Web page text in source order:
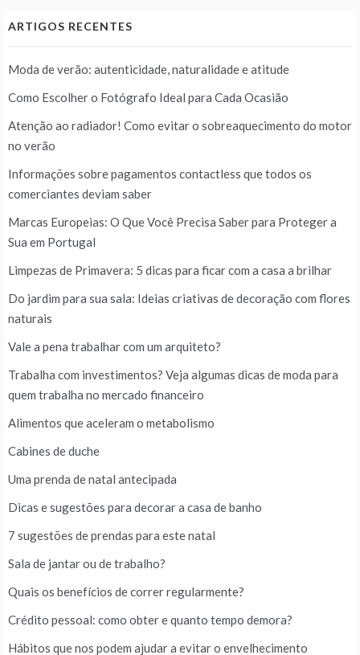
ARTIGOS RECENTES
Moda de verão: autenticidade, naturalidade e atitude
Como Escolher o Fotógrafo Ideal para Cada Ocasião
Atenção ao radiador! Como evitar o sobreaquecimento do motor
no verão
Informações sobre pagamentos contactless que todos os
comerciantes deviam saber
Marcas Europeias: O Que Você Precisa Saber para Proteger a
Sua em Portugal
Limpezas de Primavera: 5 dicas para ficar com a casa a brilhar
Do jardim para sua sala: Ideias criativas de decoração com flores
naturais
Vale a pena trabalhar com um arquiteto?
Trabalha com investimentos? Veja algumas dicas de moda para
quem trabalha no mercado financeiro
Alimentos que aceleram o metabolismo
Cabines de duche
Uma prenda de natal antecipada
Dicas e sugestões para decorar a casa de banho
7 sugestões de prendas para este natal
Sala de jantar ou de trabalho?
Quais os benefícios de correr regularmente?
Crédito pessoal: como obter e quanto tempo demora?
Hábitos que nos podem ajudar a evitar o envelhecimento